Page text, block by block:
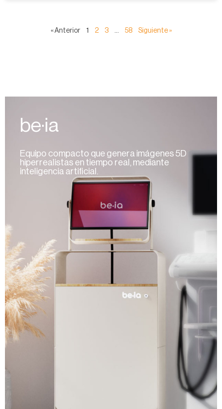
« Anterior 1 2 3 … 58 Siguiente »
be·ia
Equipo compacto que genera imágenes 5D
hiperrealistas en tiempo real, mediante
inteligencia artificial.